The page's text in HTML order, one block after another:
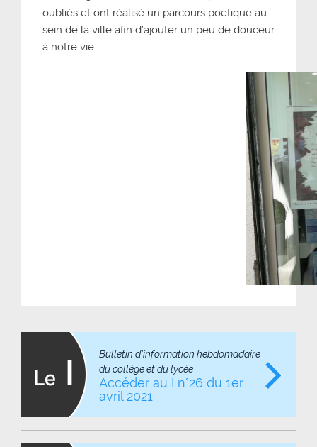
oubliés et ont réalisé un parcours poétique au
sein de la ville afin d’ajouter un peu de douceur
à notre vie.
Bulletin d'information hebdomadaire
du collège et du lycée
Accéder au I n°26 du 1er
avril 2021